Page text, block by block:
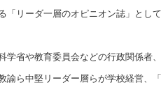
リーダ一層のオピニオン誌」とし
省や教育委員会などの行政関係者
諭ら中堅リーダー層らが学校経営、